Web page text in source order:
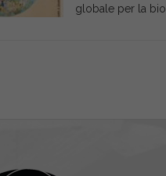
globale per la